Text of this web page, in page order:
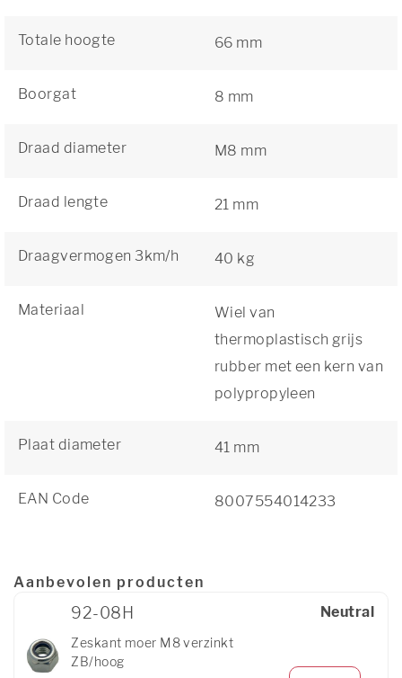
Totale hoogte 66 mm
Boorgat 8 mm
Draad diameter M8 mm
Draad lengte 21 mm
Draagvermogen 3km/h 40 kg
Materiaal
Wiel van
thermoplastisch grijs
rubber met een kern van
polypropyleen
Plaat diameter 41 mm
EAN Code 8007554014233
Aanbevolen producten
Neutral
92-08H
Zeskant moer M8 verzinkt
ZB/hoog